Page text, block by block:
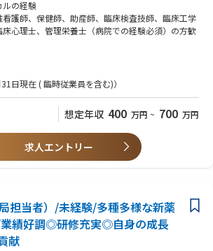
書類の管理補助
ルの経験
護師、保健師、助産師、臨床検査技師、臨床工学
心理士、管理栄養士（病院での経験必須）の方歓
31日現在 ( 臨時従業員を含む)）
想定年収 400 万円 ~ 700 万円
求人エントリー
担当者）/未経験/多種多様な新薬
績好調◎研修充実◎自身の成長
献